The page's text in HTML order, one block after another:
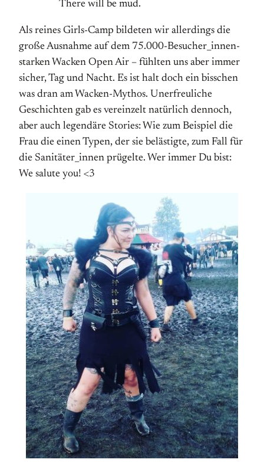
There will be mud.
Als reines Girls-Camp bildeten wir allerdings die
große Ausnahme auf dem 75.000-Besucher_innen-
starken Wacken Open Air – fühlten uns aber immer
sicher, Tag und Nacht. Es ist halt doch ein bisschen
was dran am Wacken-Mythos. Unerfreuliche
Geschichten gab es vereinzelt natürlich dennoch,
aber auch legendäre Stories: Wie zum Beispiel die
Frau die einen Typen, der sie belästigte, zum Fall für
die Sanitäter_innen prügelte. Wer immer Du bist:
We salute you! <3